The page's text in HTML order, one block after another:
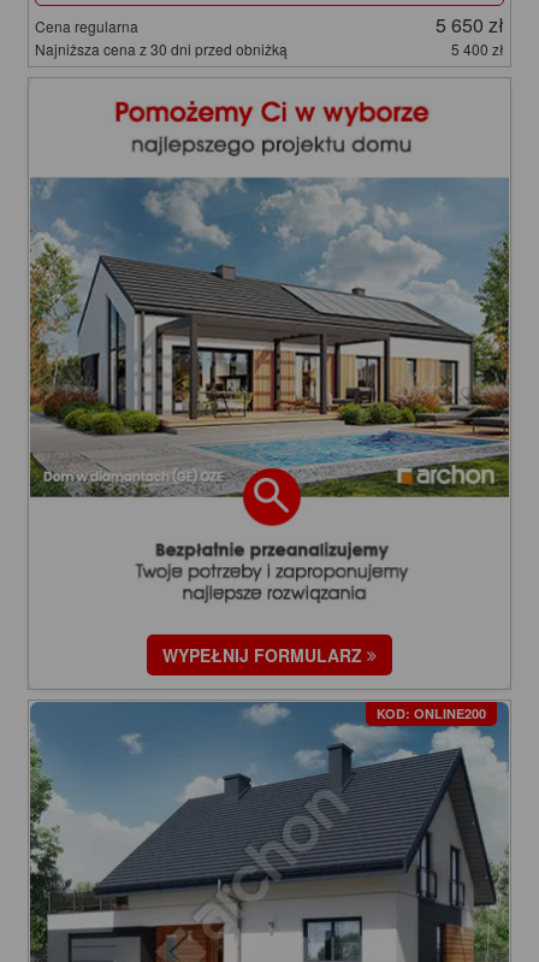
Cena regularna 5 650 zł
Najniższa cena z 30 dni przed obniżką 5 400 zł
WYPEŁNIJ FORMULARZ
KOD: ONLINE200